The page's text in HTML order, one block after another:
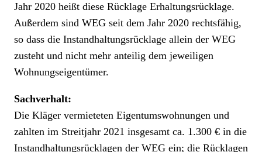
Jahr 2020 heißt diese Rücklage Erhaltungsrücklage.
Außerdem sind WEG seit dem Jahr 2020 rechtsfähig,
so dass die Instandhaltungsrücklage allein der WEG
zusteht und nicht mehr anteilig dem jeweiligen
Wohnungseigentümer.
Sachverhalt:
Die Kläger vermieteten Eigentumswohnungen und
zahlten im Streitjahr 2021 insgesamt ca. 1.300 € in die
Instandhaltungsrücklagen der WEG ein; die Rücklagen